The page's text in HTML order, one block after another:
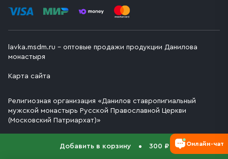
Добавить в корзину 300 ₽
lavka.msdm.ru – оптовые продажи продукции Данилова
монастыря
Карта сайта
Религиозная организация «Данилов ставропигиальный
мужской монастырь Русской Православной Церкви
(Московский Патриархат)»
Онлайн-чат